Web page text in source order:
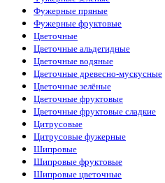
La Sultane de Saba
Lacoste (10)
Lanvin (3)
Lattafa Perfumes (51)
Le Labo (15)
Loewe (1)
Louis Vuitton (18)
Maison Crivelli (4)
Maison Francis Kurkdjian (12)
Maison Martin Margiela
Mancera (6)
Marc Antoine Barrois
Marc Jacobs (1)
Mazzolari (1)
Фужерные пряные
Фужерные фруктовые
Цветочные
Цветочные альдегидные
Цветочные водяные
Цветочные древесно-мускусные
Цветочные зелёные
Цветочные фруктовые
Цветочные фруктовые сладкие
Цитрусовые
Цитрусовые фужерные
Шипровые
Шипровые фруктовые
Шипровые цветочные